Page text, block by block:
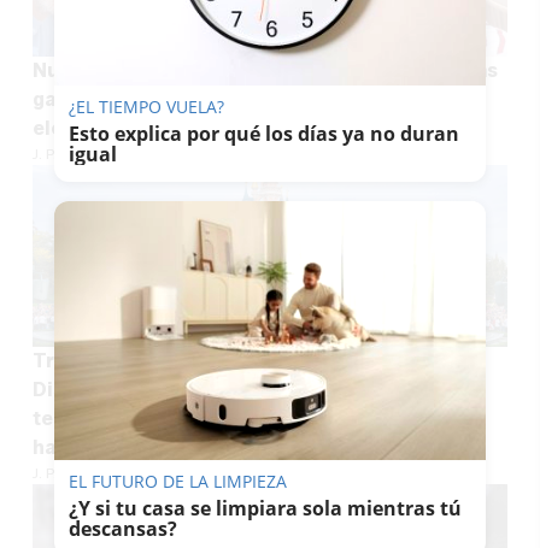
gaditanas durante sus vacaciones: "Siempre
elegiría este lugar"
J. P. LOZANO
Tres familias se quedan sin vacaciones a
Disneyland: "Era el regalo de Reyes y ahora
tenemos que decirle a nuestros hijos que nos
han estafado"
J. P. LOZANO
¿EL TIEMPO VUELA?
Esto explica por qué los días ya no duran
igual
EL FUTURO DE LA LIMPIEZA
¿Y si tu casa se limpiara sola mientras tú
descansas?